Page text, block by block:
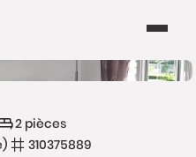
2 pièces
310375889